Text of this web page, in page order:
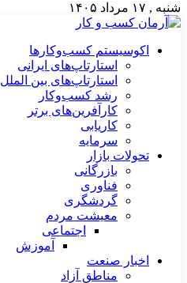
شنبه , ۱۷ مرداد ۱۴۰۵
اکوسیستم کسب‌وکارها
استارتاپ‌های ایرانی
استارتاپ‌های بین الملل
رشد کسب‌وکار
کارآفرین‌های برتر
کاریابی
سرمایه
تحولات بازار
بازرگانی
فناوری
گردشگری
معیشت مردم
اجتماعی
آموزش
اخبار صنعت
مناطق آزاد